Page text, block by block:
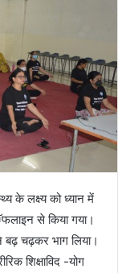
के लक्ष्य को ध्यान में
से किया गया।
बढ़ चढ़कर भाग लिया।
शिक्षाविद -योग